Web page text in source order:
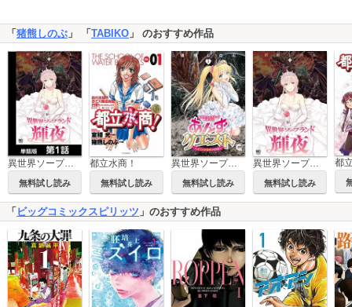
「 猪熊しのぶ 」 「 TABIKO 」 のおすすめ作品
異世界ソープランド輝夜【単話版】
無料試し読み
都立水商！
無料試し読み
異世界ソープランド輝夜外伝 あんずクエスト ～おてんば泡姫の大冒険～
無料試し読み
異世界ソープランド輝夜
無料試し読み
都
「 ビッグコミックスピリッツ 」のおすすめ作品